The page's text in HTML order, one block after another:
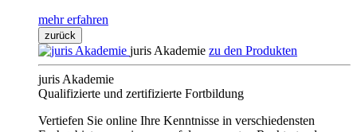
mehr erfahren
zurück
juris Akademie zu den Produkten
juris Akademie
Qualifizierte und zertifizierte Fortbildung
Vertiefen Sie online Ihre Kenntnisse in verschiedensten